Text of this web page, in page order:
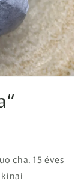
cha. 15 éves